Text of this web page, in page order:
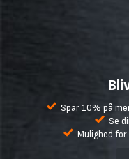
Spar 10% på
Se
Mulighed